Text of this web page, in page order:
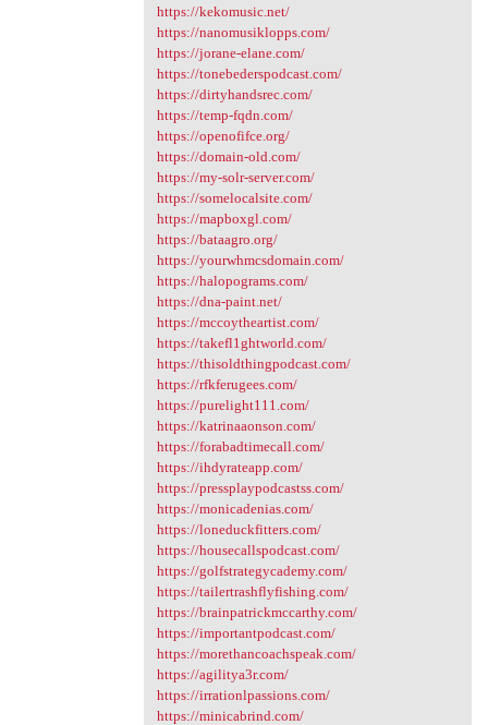
https://kekomusic.net/
https://nanomusiklopps.com/
https://jorane-elane.com/
https://tonebederspodcast.com/
https://dirtyhandsrec.com/
https://temp-fqdn.com/
https://openofifce.org/
https://domain-old.com/
https://my-solr-server.com/
https://somelocalsite.com/
https://mapboxgl.com/
https://bataagro.org/
https://yourwhmcsdomain.com/
https://halopograms.com/
https://dna-paint.net/
https://mccoytheartist.com/
https://takefl1ghtworld.com/
https://thisoldthingpodcast.com/
https://rfkferugees.com/
https://purelight111.com/
https://katrinaaonson.com/
https://forabadtimecall.com/
https://ihdyrateapp.com/
https://pressplaypodcastss.com/
https://monicadenias.com/
https://loneduckfitters.com/
https://housecallspodcast.com/
https://golfstrategycademy.com/
https://tailertrashflyfishing.com/
https://brainpatrickmccarthy.com/
https://importantpodcast.com/
https://morethancoachspeak.com/
https://agilitya3r.com/
https://irrationlpassions.com/
https://minicabrind.com/